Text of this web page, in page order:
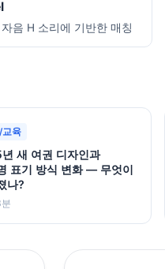
음 H 소리에 기반한 매칭
교육
새 여권 디자인과
표기 방식 변화 — 무엇이
나?